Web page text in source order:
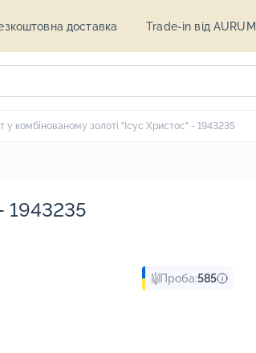
доставка Trade-in від AURUM
у комбінованому золоті "Ісус Христос" - 1943235
1943235
Проба:585